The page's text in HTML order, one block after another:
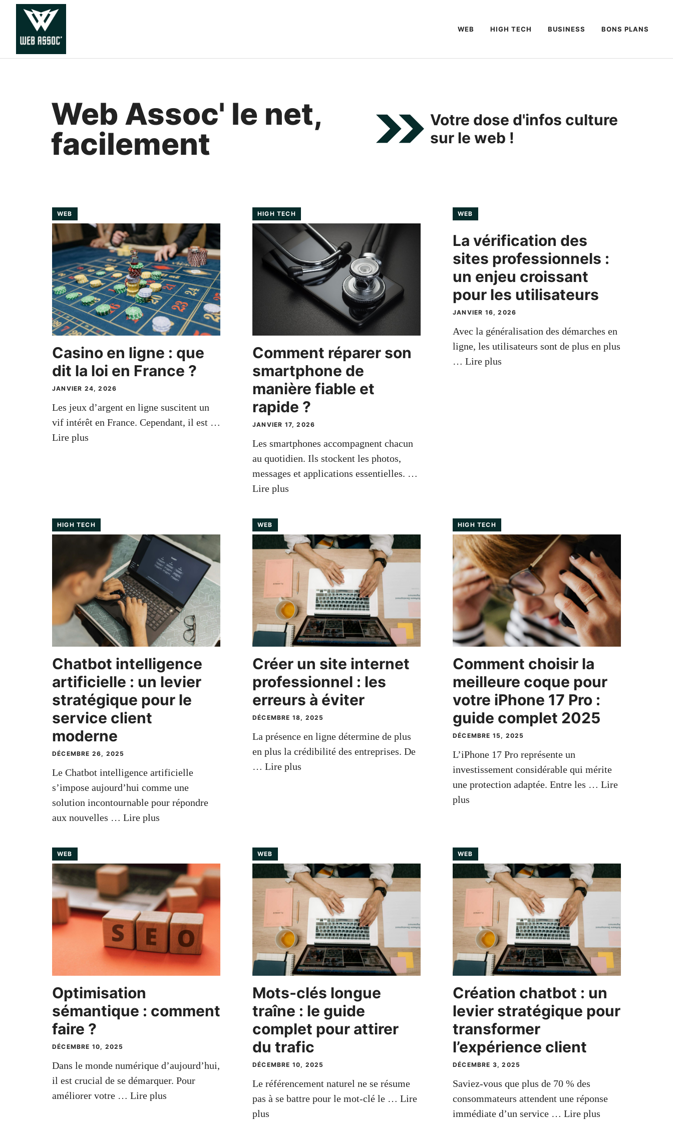
Aller
contenu
WEB HIGH TECH BUSINESS BONS PLANS
Web Assoc' le net,
facilement
Votre dose d'infos culture
sur le web !
WEB
Casino en ligne : que
dit la loi en France ?
JANVIER 24, 2026
Les jeux d’argent en ligne suscitent un
vif intérêt en France. Cependant, il est …
Lire plus
HIGH TECH
Comment réparer son
smartphone de
manière fiable et
rapide ?
JANVIER 17, 2026
Les smartphones accompagnent chacun
au quotidien. Ils stockent les photos,
messages et applications essentielles. …
Lire plus
WEB
La vérification des
sites professionnels :
un enjeu croissant
pour les utilisateurs
JANVIER 16, 2026
Avec la généralisation des démarches en
ligne, les utilisateurs sont de plus en plus
… Lire plus
HIGH TECH
Chatbot intelligence
artificielle : un levier
stratégique pour le
service client
moderne
DÉCEMBRE 26, 2025
Le Chatbot intelligence artificielle
s’impose aujourd’hui comme une
solution incontournable pour répondre
aux nouvelles … Lire plus
WEB
Créer un site internet
professionnel : les
erreurs à éviter
DÉCEMBRE 18, 2025
La présence en ligne détermine de plus
en plus la crédibilité des entreprises. De
… Lire plus
HIGH TECH
Comment choisir la
meilleure coque pour
votre iPhone 17 Pro :
guide complet 2025
DÉCEMBRE 15, 2025
L’iPhone 17 Pro représente un
investissement considérable qui mérite
une protection adaptée. Entre les … Lire
plus
WEB
Optimisation
sémantique : comment
faire ?
DÉCEMBRE 10, 2025
Dans le monde numérique d’aujourd’hui,
il est crucial de se démarquer. Pour
améliorer votre … Lire plus
WEB
Mots-clés longue
traîne : le guide
complet pour attirer
du trafic
DÉCEMBRE 10, 2025
Le référencement naturel ne se résume
pas à se battre pour le mot-clé le … Lire
plus
WEB
Création chatbot : un
levier stratégique pour
transformer
l’expérience client
DÉCEMBRE 3, 2025
Saviez-vous que plus de 70 % des
consommateurs attendent une réponse
immédiate d’un service … Lire plus